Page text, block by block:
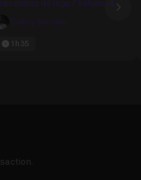
de logo / Volume 4
Thierry Serveau
1h35